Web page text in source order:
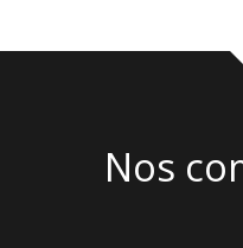
Nos